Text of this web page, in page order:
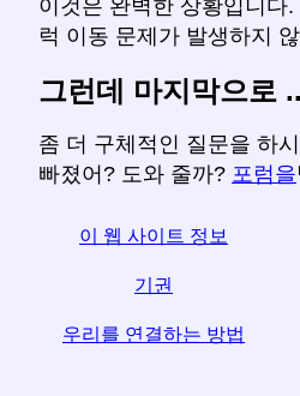
이것은 완벽한 상황입니다
럭 이동 문제가 발생하지
그런데 마지막으로
좀 더 구체적인 질문을 하
빠졌어? 도와 줄까? 포럼을
이 웹 사이트 정보
기권
우리를 연결하는 방법